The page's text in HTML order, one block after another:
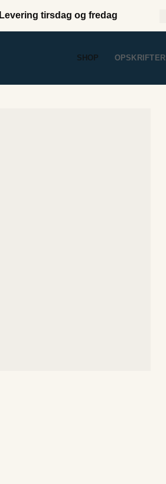
Levering tirsdag og fredag
SHOP OPSKRIFTER